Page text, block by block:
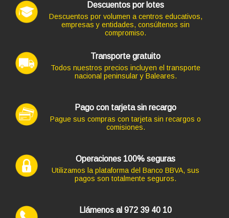
Código: 9710
TECLADO TACENS + MOUSE LEVIS USB PLATA INALAM
AÑADIR
Descuentos por lotes
Descuentos por volumen a centros educativos,
empresas y entidades, consúltenos sin
compromiso.
Transporte gratuito
Todos nuestros precios incluyen el transporte
nacional peninsular y Baleares.
Pago con tarjeta sin recargo
Pague sus compras con tarjeta sin recargos o
comisiones.
Operaciones 100% seguras
Utilizamos la plataforma del Banco BBVA, sus
pagos son totalmente seguros.
Llámenos al 972 39 40 10